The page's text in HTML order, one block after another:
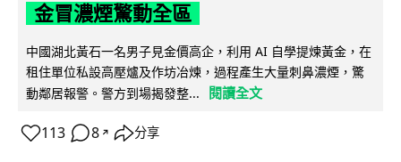
金冒濃煙驚動全區
中國湖北黃石一名男子見金價高企，利用 AI 自學提煉黃金，在
租住單位私設高壓爐及作坊冶煉，過程產生大量刺鼻濃煙，驚
動鄰居報警。警方到場揭發整...
閱讀全文
113 8 ↗ 分享